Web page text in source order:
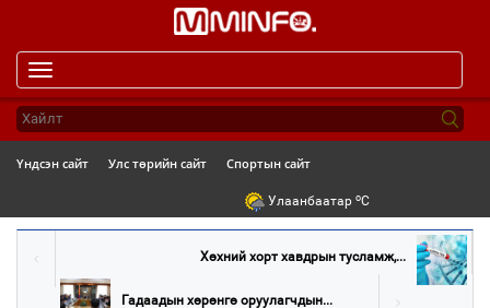
navigation
Үндсэн сайт Улс төрийн сайт Спортын сайт
Улаанбаатар oC
Хөхний хорт хавдрын тусламж,...
Гадаадын хөрөнгө оруулагчдын...